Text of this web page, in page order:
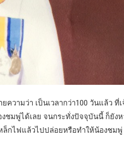
ามว่า เป็นเวลากว่า100 วันแล้ว ที่เ
ชมพู่ได้เลย จนกระทั่งปัจจุบันนี้ ก็ยังห
กไฟแล้วไปปล่อยหรือทำให้น้องชมพู่